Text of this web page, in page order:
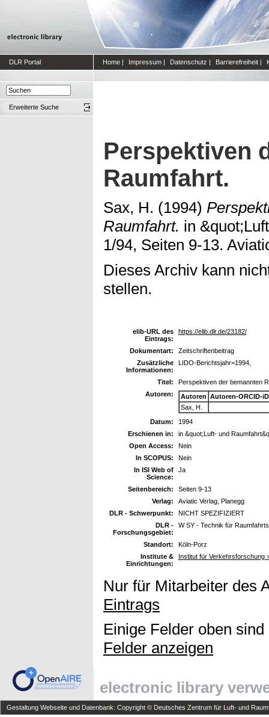
DLR Portal Home | Impressum | Datenschutz | Barrierefreiheit |
Erweiterte Suche
Perspektiven
Raumfahrt.
Sax, H. (1994)
Raumfahrt. in
1/94, Seiten 9-13.
Dieses Archiv kann
stellen.
elib-URL des
Eintrags:
https://elib.dlr.de/23182/
Dokumentart:
Zeitschriftenbeitrag
Zusätzliche
Informationen:
LIDO-Berichtsjahr=1994,
Titel:
Perspektiven der bemannten
Autoren:
Autoren Autoren-ORCID-iD
Sax, H.
Datum:
1994
Erschienen in:
in &quot;Luft- und
Open Access:
Nein
In SCOPUS:
Nein
In ISI Web of
Science:
Ja
Seitenbereich:
Seiten 9-13
Verlag:
Aviatic Verlag, Planegg
DLR - Schwerpunkt:
NICHT SPEZIFIZIERT
DLR -
Forschungsgebiet:
W SY - Technik für
Standort:
Köln-Porz
Institute &
Einrichtungen:
Institut für Verkehrsforschung
Nur für Mitarbeiter des
Eintrags
Einige Felder oben
Felder anzeigen
electronic library
Gestaltung Webseite und Datenbank: Copyright © Deutsches Zentrum für Luft- und